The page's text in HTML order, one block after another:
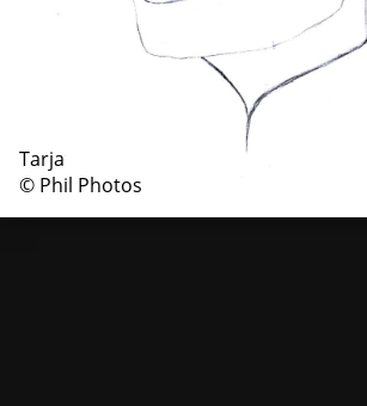
Tarja
© Phil Photos